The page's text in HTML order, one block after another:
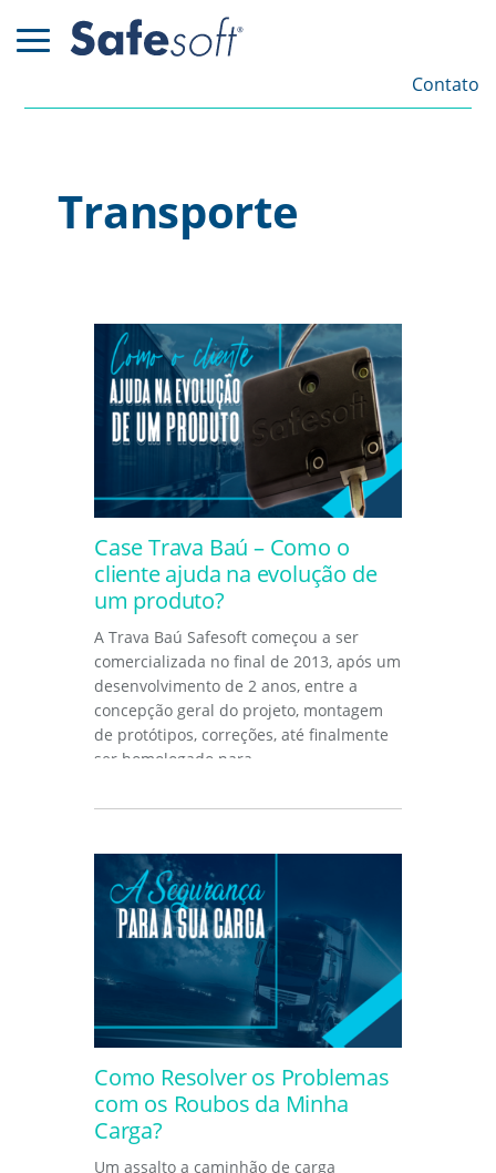
Contato
Transporte
Case Trava Baú – Como o
cliente ajuda na evolução de
um produto?
A Trava Baú Safesoft começou a ser
comercializada no final de 2013, após um
desenvolvimento de 2 anos, entre a
concepção geral do projeto, montagem
de protótipos, correções, até finalmente
ser homologado para...
Como Resolver os Problemas
com os Roubos da Minha
Carga?
Um assalto a caminhão de carga